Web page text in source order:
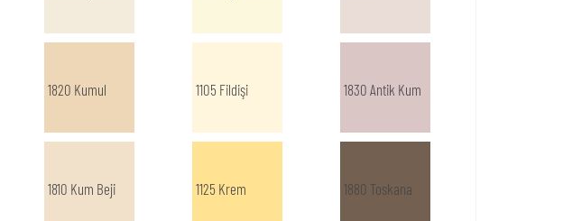
1820 Kumul 1105 Fildişi 1830 Antik Kum
1810 Kum Beji 1125 Krem 1880 Toskana